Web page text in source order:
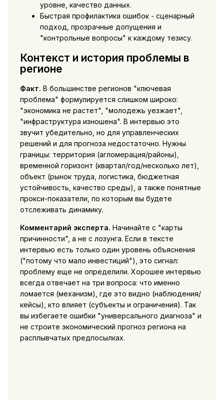
уровне, качество данных.
Быстрая профилактика ошибок - сценарный
подход, прозрачные допущения и
"контрольные вопросы" к каждому тезису.
Контекст и история проблемы в
регионе
Факт. В большинстве регионов "ключевая
проблема" формулируется слишком широко:
"экономика не растет", "молодежь уезжает",
"инфраструктура изношена". В интервью это
звучит убедительно, но для управленческих
решений и для прогноза недостаточно. Нужны
границы: территория (агломерация/районы),
временной горизонт (квартал/год/несколько лет),
объект (рынок труда, логистика, бюджетная
устойчивость, качество среды), а также понятные
прокси-показатели, по которым вы будете
отслеживать динамику.
Комментарий эксперта. Начинайте с "карты
причинности", а не с лозунга. Если в тексте
интервью есть только один уровень объяснения
("потому что мало инвестиций"), это сигнал:
проблему еще не определили. Хорошее интервью
всегда отвечает на три вопроса: что именно
ломается (механизм), где это видно (наблюдения/
кейсы), кто влияет (субъекты и ограничения). Так
вы избегаете ошибки "универсального диагноза" и
не строите экономический прогноз региона на
расплывчатых предпосылках.